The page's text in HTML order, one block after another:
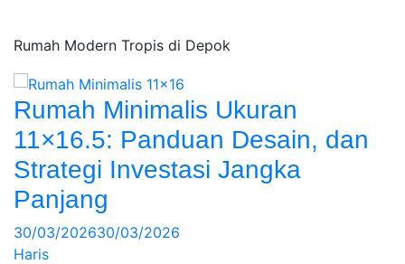
Rumah Modern Tropis di Depok
Rumah Minimalis Ukuran
11×16.5: Panduan Desain, dan
Strategi Investasi Jangka
Panjang
30/03/202630/03/2026
Haris